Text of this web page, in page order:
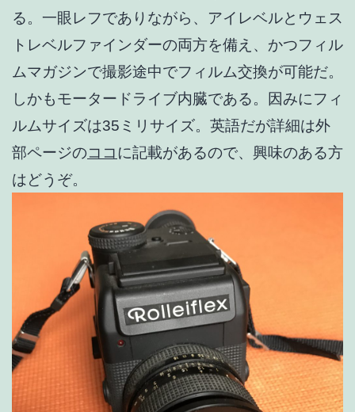
る。一眼レフでありながら、アイレベルとウェス
トレベルファインダーの両方を備え、かつフィル
ムマガジンで撮影途中でフィルム交換が可能だ。
しかもモータードライブ内臓である。因みにフィ
ルムサイズは35ミリサイズ。英語だが詳細は外
部ページのココ に記載があるので、興味のある方
はどうぞ。